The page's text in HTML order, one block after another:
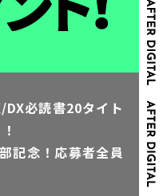
必読書20タイト
記念！応募者全員